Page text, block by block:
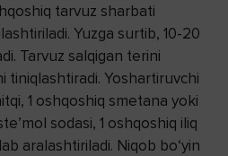
tarvuz sharbati
Yuzga surtib, 10-20
Tarvuz salqigan terini
tiniqlashtiradi. Yoshartiruvchi
1 oshqoshiq smetana yoki
sodasi, 1 oshqoshiq iliq
aralashtiriladi. Niqob bo‘yin